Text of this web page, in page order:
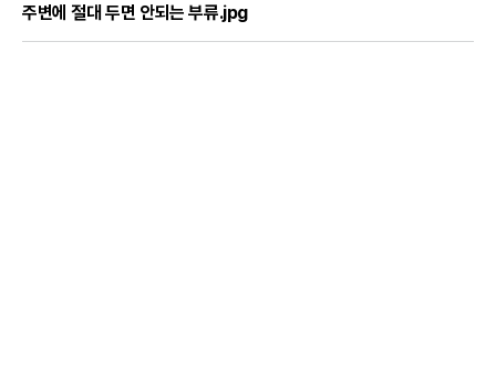
주변에 절대 두면 안되는 부류.jpg